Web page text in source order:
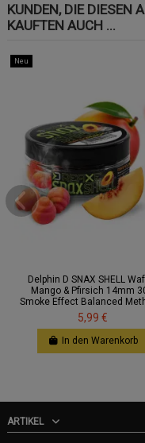
KUNDEN, DIE DIESEN
KAUFTEN AUCH ...
Neu
Delphin D SNAX SHELL
Mango & Pfirsich 14mm
Smoke Effect Balanced
5,99 €
In den Warenkorb
ARTIKEL